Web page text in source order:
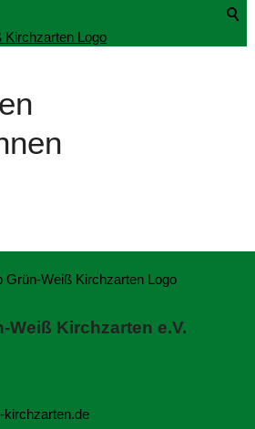
Weiß Kirchzarten e.V.
k rchz rt n d